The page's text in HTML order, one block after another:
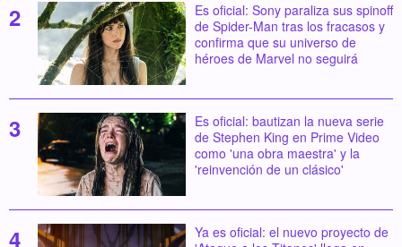
Es oficial: Sony paraliza sus spinoff
de Spider-Man tras los fracasos y
confirma que su universo de
héroes de Marvel no seguirá
Es oficial: bautizan la nueva serie
de Stephen King en Prime Video
como 'una obra maestra' y la
'reinvención de un clásico'
Ya es oficial: el nuevo proyecto de